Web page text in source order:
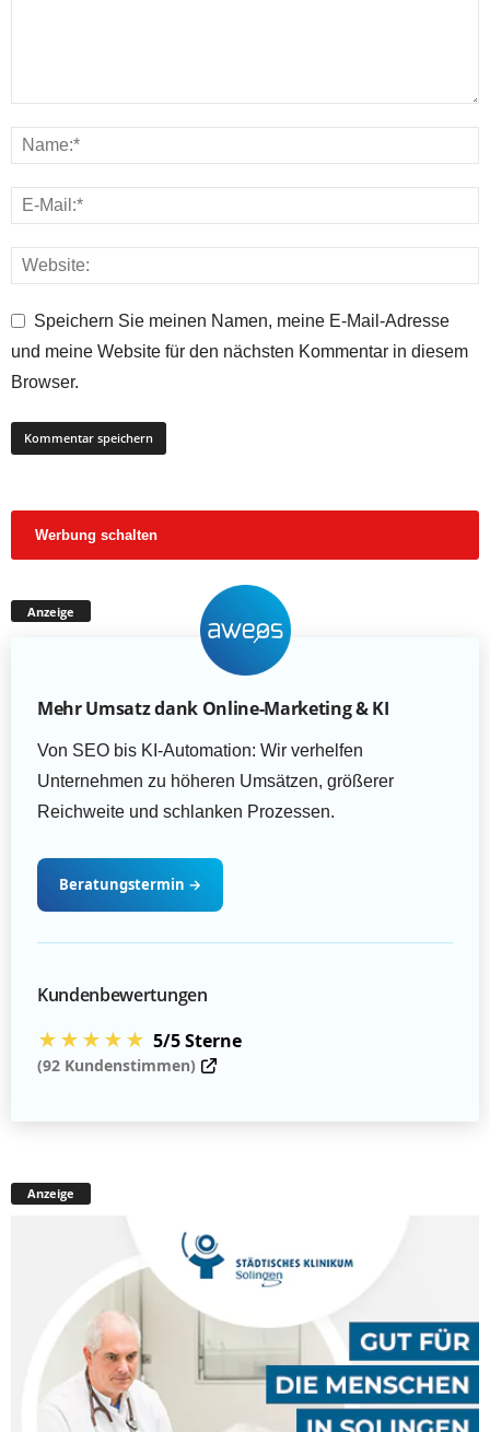
Speichern Sie meinen Namen, meine E-Mail-Adresse
und meine Website für den nächsten Kommentar in diesem
Browser.
Werbung schalten
Anzeige
Mehr Umsatz dank Online-Marketing & KI
Von SEO bis KI-Automation: Wir verhelfen
Unternehmen zu höheren Umsätzen, größerer
Reichweite und schlanken Prozessen.
Beratungstermin →
Kundenbewertungen
★★★★★ 5/5 Sterne
(92 Kundenstimmen)
Anzeige